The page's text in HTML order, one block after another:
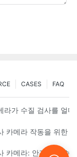
FAQ
CASES
라가 수질 검사를 얼
카메라 작동을 위한
중요성
카메라: 안전한 식수